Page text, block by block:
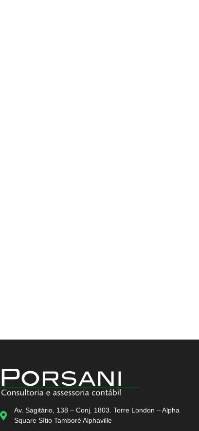
Av. Sagitário, 138 – Conj. 1803. Torre London – Alpha
Square Sítio Tamboré Alphaville